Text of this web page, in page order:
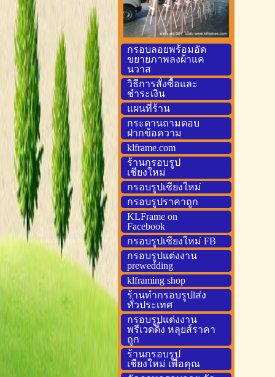
กรอบลอยพร้อมอัด
ขยายภาพลงผ้าแค
นวาส
วิธีการสั่งซื้อและ
ชำระเงิน
แผนที่ร้าน
กระดานถามตอบ
ฝากข้อความ
klframe.com
ร้านกรอบรูป
เชียงใหม่
กรอบรูปเชียงใหม่
กรอบรูปราคาถูก
KLFrame on
Facebook
กรอบรูปเชียงใหม่ FB
กรอบรูปแต่งงาน
prewedding
klframing shop
ร้านทำกรอบรูปlส่ง
ทั่วประเทศ
กรอบรูปแต่งงาน
พรีเวดดิ้ง หลุยส์ราคา
ถูก
ร้านกรอบรูป
เชียงใหม่ เพื่อคุณ